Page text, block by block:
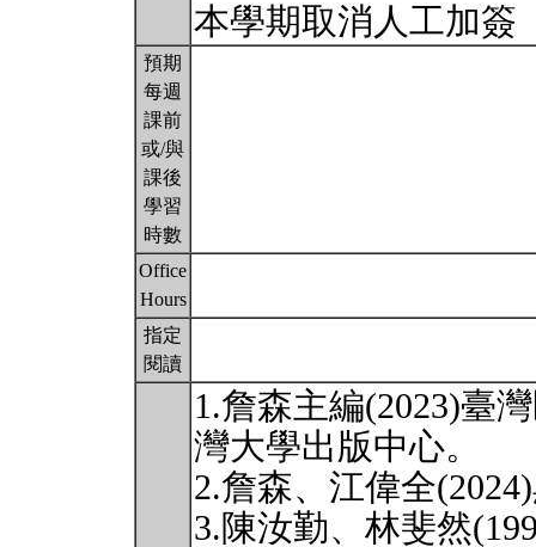
本學期取消人工加簽
預期
每週
課前
或/與
課後
學習
時數
Office
Hours
指定
閱讀
1.詹森主編(2023)臺
灣大學出版中心。
2.詹森、江偉全
3.陳汝勤、林斐然